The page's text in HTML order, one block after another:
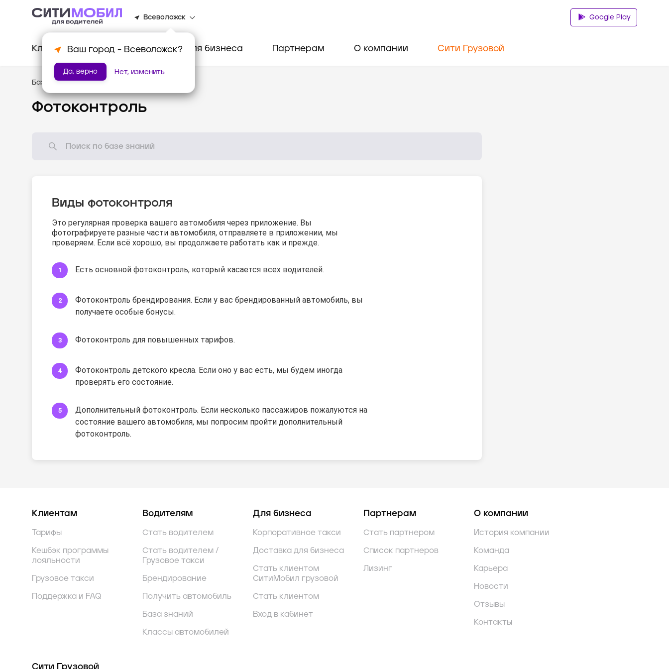
Всеволожск
Ваш город - Всеволожск?
Да, верно Нет, изменить
Google Play
Клиентам Водителям Для бизнеса Партнерам О компании Сити Грузовой
База знаний /Как всё устроено?
Фотоконтроль
Виды фотоконтроля
Это регулярная проверка вашего автомобиля через приложение. Вы
фотографируете разные части автомобиля, отправляете в приложении, мы
проверяем. Если всё хорошо, вы продолжаете работать как и прежде.
Есть основной фотоконтроль, который касается всех водителей.
Фотоконтроль брендирования. Если у вас брендированный автомобиль, вы
получаете особые бонусы.
Фотоконтроль для повышенных тарифов.
Фотоконтроль детского кресла. Если оно у вас есть, мы будем иногда
проверять его состояние.
Дополнительный фотоконтроль. Если несколько пассажиров пожалуются на
состояние вашего автомобиля, мы попросим пройти дополнительный
фотоконтроль.
Клиентам
Тарифы
Кешбэк программы
лояльности
Грузовое такси
Поддержка и FAQ
Водителям
Стать водителем
Стать водителем /
Грузовое такси
Брендирование
Получить автомобиль
База знаний
Классы автомобилей
Для бизнеса
Корпоративное такси
Доставка для бизнеса
Стать клиентом
СитиМобил грузовой
Стать клиентом
Вход в кабинет
Партнерам
Стать партнером
Список партнеров
Лизинг
О компании
История компании
Команда
Карьера
Новости
Отзывы
Контакты
Сити Грузовой